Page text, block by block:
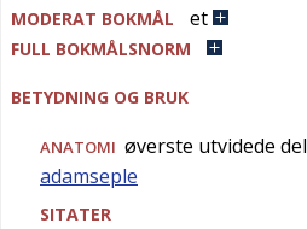
MODERAT BOKMÅL et
FULL BOKMÅLSNORM
BETYDNING OG BRUK
ANATOMI øverste utvidede
adamseple
SITATER